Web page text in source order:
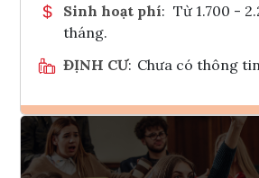
Sinh hoạt phí: Từ 1.700 -
tháng.
ĐỊNH CƯ: Chưa có thông tin
Ghi danh